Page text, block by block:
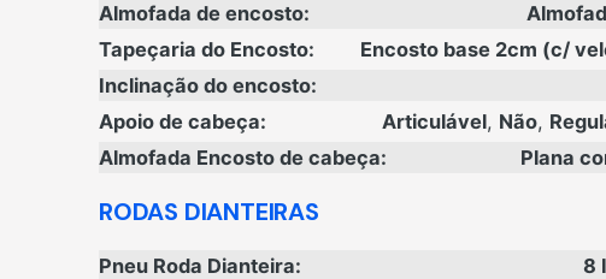
Almofada de encosto:
Tapeçaria do Encosto:
Encosto base 2cm (c/
Inclinação do encosto:
Apoio de cabeça:
Articulável, Não,
Almofada Encosto de cabeça:
Plana
RODAS DIANTEIRAS
Pneu Roda Dianteira: 8